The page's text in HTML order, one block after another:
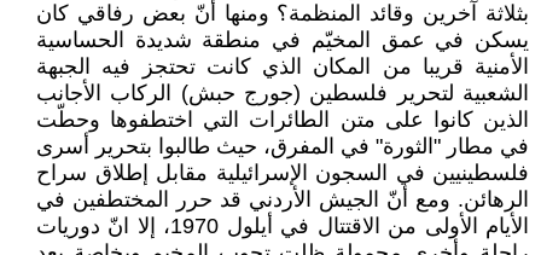
بثلاثة آخرين وقائد المنظمة؟ ومنها أنّ بعض رفاقي كان
يسكن في عمق المخيّم في منطقة شديدة الحساسية
الأمنية قريبا من المكان الذي كانت تحتجز فيه الجبهة
الشعبية لتحرير فلسطين (جورج حبش) الركاب الأجانب
الذين كانوا على متن الطائرات التي اختطفوها وحطّت
في مطار "الثورة" في المفرق، حيث طالبوا بتحرير أسرى
فلسطينيين في السجون الإسرائيلية مقابل إطلاق سراح
الرهائن. ومع أنّ الجيش الأردني قد حرر المختطفين في
الأيام الأولى من الاقتتال في أيلول 1970، إلا انّ دوريات